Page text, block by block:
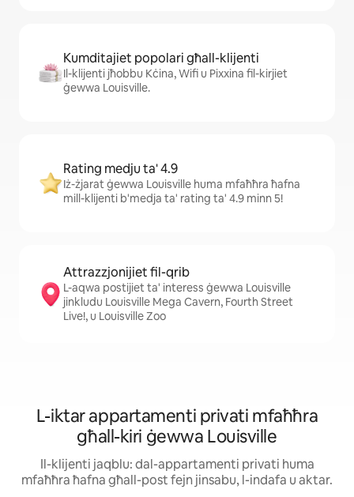
Kumditajiet popolari għall-klijenti
Il-klijenti jħobbu Kċina, Wifi u Pixxina fil-kirjiet
ġewwa Louisville.
Rating medju ta' 4.9
Iż-żjarat ġewwa Louisville huma mfaħħra ħafna
mill-klijenti b'medja ta' rating ta' 4.9 minn 5!
Attrazzjonijiet fil-qrib
L-aqwa postijiet ta' interess ġewwa Louisville
jinkludu Louisville Mega Cavern, Fourth Street
Live!, u Louisville Zoo
L-iktar appartamenti privati mfaħħra
għall-kiri ġewwa Louisville
Il-klijenti jaqblu: dal-appartamenti privati huma
mfaħħra ħafna għall-post fejn jinsabu, l-indafa u aktar.